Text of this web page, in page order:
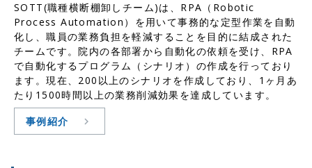
SOTT(職種横断棚卸しチーム)は、RPA（Robotic
Process Automation）を用いて事務的な定型作業を自動
化し、職員の業務負担を軽減することを目的に結成された
チームです。院内の各部署から自動化の依頼を受け、RPA
で自動化するプログラム（シナリオ）の作成を行っており
ます。現在、200以上のシナリオを作成しており、1ヶ月あ
たり1500時間以上の業務削減効果を達成しています。
事例紹介